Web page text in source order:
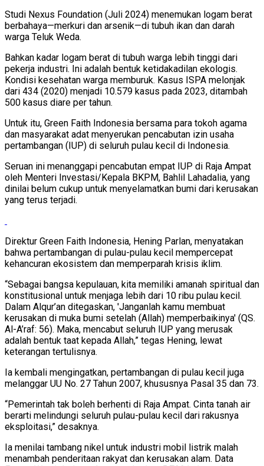
Studi Nexus Foundation (Juli 2024) menemukan logam berat
berbahaya—merkuri dan arsenik—di tubuh ikan dan darah
warga Teluk Weda.
Bahkan kadar logam berat di tubuh warga lebih tinggi dari
pekerja industri. Ini adalah bentuk ketidakadilan ekologis.
Kondisi kesehatan warga memburuk. Kasus ISPA melonjak
dari 434 (2020) menjadi 10.579 kasus pada 2023, ditambah
500 kasus diare per tahun.
Untuk itu, Green Faith Indonesia bersama para tokoh agama
dan masyarakat adat menyerukan pencabutan izin usaha
pertambangan (IUP) di seluruh pulau kecil di Indonesia.
Seruan ini menanggapi pencabutan empat IUP di Raja Ampat
oleh Menteri Investasi/Kepala BKPM, Bahlil Lahadalia, yang
dinilai belum cukup untuk menyelamatkan bumi dari kerusakan
yang terus terjadi.
Direktur Green Faith Indonesia, Hening Parlan, menyatakan
bahwa pertambangan di pulau-pulau kecil mempercepat
kehancuran ekosistem dan memperparah krisis iklim.
“Sebagai bangsa kepulauan, kita memiliki amanah spiritual dan
konstitusional untuk menjaga lebih dari 10 ribu pulau kecil.
Dalam Alqur’an ditegaskan, 'Janganlah kamu membuat
kerusakan di muka bumi setelah (Allah) memperbaikinya' (QS.
Al-A’raf: 56). Maka, mencabut seluruh IUP yang merusak
adalah bentuk taat kepada Allah,” tegas Hening, lewat
keterangan tertulisnya.
Ia kembali mengingatkan, pertambangan di pulau kecil juga
melanggar UU No. 27 Tahun 2007, khususnya Pasal 35 dan 73.
“Pemerintah tak boleh berhenti di Raja Ampat. Cinta tanah air
berarti melindungi seluruh pulau-pulau kecil dari rakusnya
eksploitasi,” desaknya.
Ia menilai tambang nikel untuk industri mobil listrik malah
menambah penderitaan rakyat dan kerusakan alam. Data